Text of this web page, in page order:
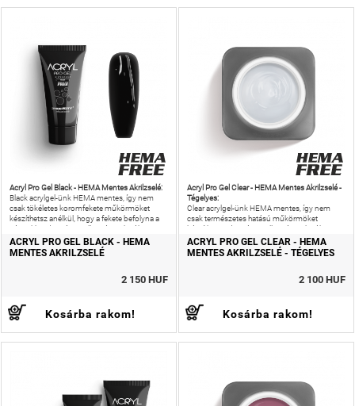
Acryl Pro Gel Black - HEMA Mentes Akrilzselé:
Black acrylgel-ünk HEMA mentes, így nem
csak tökéletes koromfekete műkörmöket
készíthetsz anélkül, hogy a fekete befolyna a
sáncokba, de még az allergiás reakciók
kockázatát is
ACRYL PRO GEL BLACK - HEMA
MENTES AKRILZSELÉ
2 150 HUF
Kosárba rakom!
Acryl Pro Gel Clear - HEMA Mentes Akrilzselé -
Tégelyes:
Clear acrylgel-ünk HEMA mentes, így nem
csak természetes hatású műkörmöket
készíthetsz, de még az allergiás reakciók
kockázatát is csökkentheted!
ACRYL PRO GEL CLEAR - HEMA
MENTES AKRILZSELÉ - TÉGELYES
2 100 HUF
Kosárba rakom!